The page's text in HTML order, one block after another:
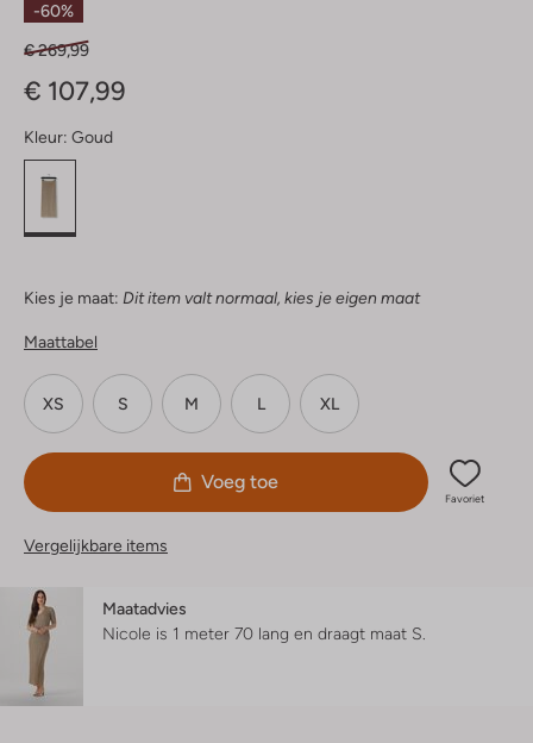
-60%
€ 269,99
€ 107,99
Kleur: Goud
Kies je maat: Dit item valt normaal, kies je eigen maat
Maattabel
XS S M L XL
Voeg toe
Favoriet
Vergelijkbare items
Maatadvies
Nicole is 1 meter 70 lang en draagt maat S.